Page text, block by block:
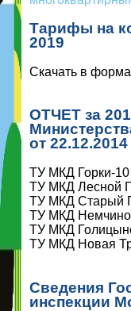
Тарифы на
2019
Скачать в
ОТЧЕТ за
от
ТУ МКД Горки-10
ТУ МКД Лесной
ТУ МКД Старый
ТУ МКД
ТУ МКД
ТУ МКД Новая
Сведения
инспекции